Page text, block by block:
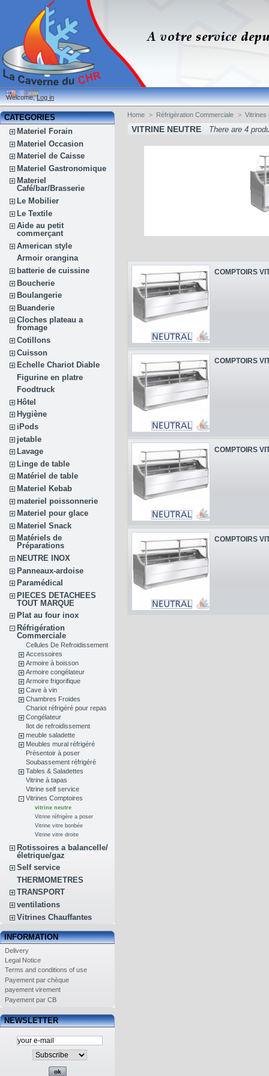
Welcome,Log in
CATEGORIES
Materiel Forain
Materiel Occasion
Materiel de Caisse
Materiel Gastronomique
Materiel
Café/bar/Brasserie
Le Mobilier
Le Textile
Aide au petit
commerçant
American style
Armoir orangina
batterie de cuissine
Boucherie
Boulangerie
Buanderie
Cloches plateau a
fromage
Cotillons
Cuisson
Echelle Chariot Diable
Figurine en platre
Foodtruck
Hôtel
Hygiène
iPods
jetable
Lavage
Linge de table
Matériel de table
Materiel Kebab
materiel poissonnerie
Materiel pour glace
Materiel Snack
Matériels de
Préparations
NEUTRE INOX
Panneaux-ardoise
Paramédical
PIECES DETACHEES
TOUT MARQUE
Plat au four inox
Réfrigération
Commerciale
Cellules De Refroidissement
Accessoires
Armoire à boisson
Armoire congélateur
Armoire frigorifique
Cave à vin
Chambres Froides
Chariot réfrigéré pour repas
Congélateur
Ilot de refroidissement
meuble saladette
Meubles mural réfrigéré
Présentoir à poser
Soubassement réfrigéré
Tables & Saladettes
Vitrine à tapas
Vitrine self service
Vitrines Comptoires
vitrine neutre
Vitrine réfrigére a poser
Vitrine vitre bonbée
Vitrine vitre droite
Rotissoires a balancelle/
életrique/gaz
Self service
THERMOMETRES
TRANSPORT
ventilations
Vitrines Chauffantes
INFORMATION
Delivery
Legal Notice
Terms and conditions of use
Payement par chèque
payement virement
Payement par CB
NEWSLETTER
Home > Réfrigération Commerciale > Vitrines
VITRINE NEUTRE There are 4
COMPTOIRS
COMPTOIRS
COMPTOIRS
COMPTOIRS